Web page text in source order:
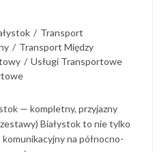
/ Transport
/ Transport Między
/ Usługi Transportowe
— kompletny, przyjazny
Białystok to nie tylko
na północno-